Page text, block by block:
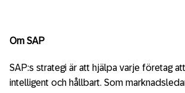
Om SAP
SAP:s strategi är att hjälpa varje företag
intelligent och hållbart. Som